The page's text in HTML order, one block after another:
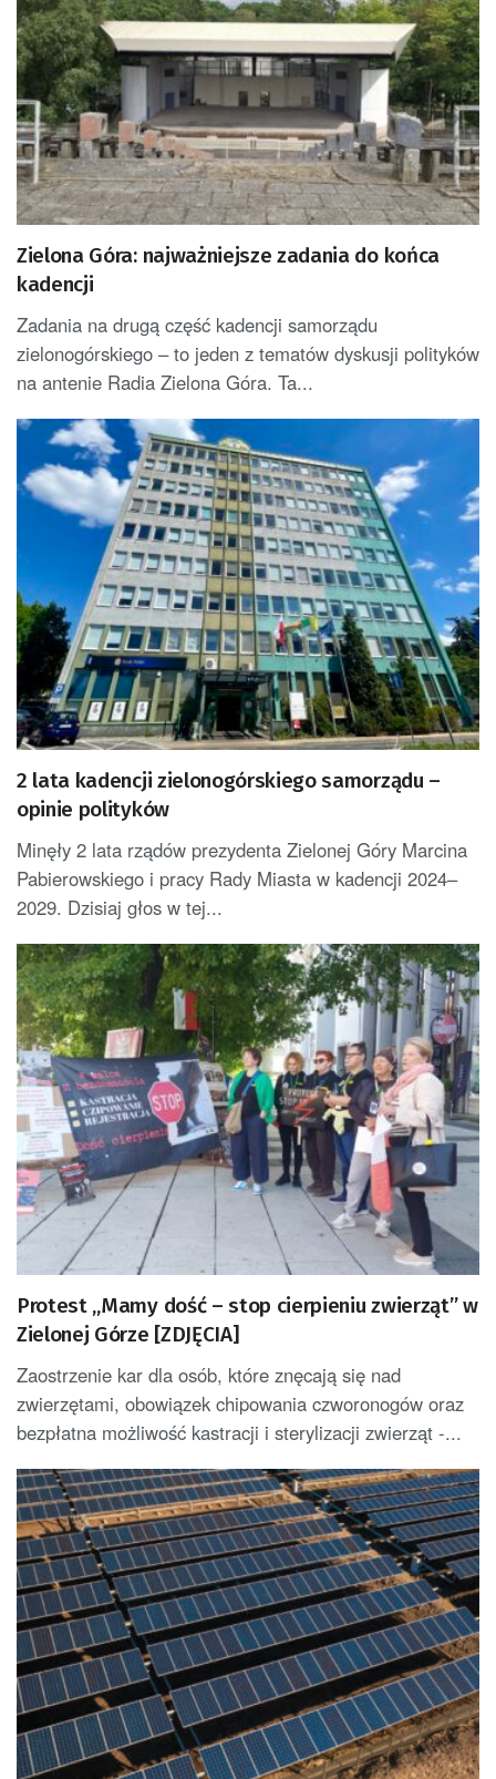
Zielona Góra: najważniejsze zadania do końca
kadencji
Zadania na drugą część kadencji samorządu
zielonogórskiego – to jeden z tematów dyskusji polityków
na antenie Radia Zielona Góra. Ta...
2 lata kadencji zielonogórskiego samorządu –
opinie polityków
Minęły 2 lata rządów prezydenta Zielonej Góry Marcina
Pabierowskiego i pracy Rady Miasta w kadencji 2024–
2029. Dzisiaj głos w tej...
Protest „Mamy dość – stop cierpieniu zwierząt” w
Zielonej Górze [ZDJĘCIA]
Zaostrzenie kar dla osób, które znęcają się nad
zwierzętami, obowiązek chipowania czworonogów oraz
bezpłatna możliwość kastracji i sterylizacji zwierząt -...